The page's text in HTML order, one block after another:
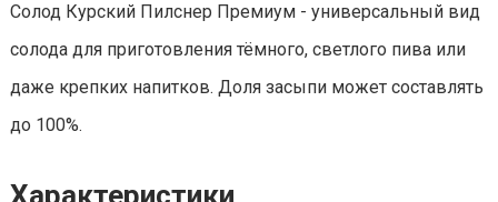
Солод Курский Пилснер Премиум - универсальный вид
солода для приготовления тёмного, светлого пива или
даже крепких напитков. Доля засыпи может составлять
до 100%.